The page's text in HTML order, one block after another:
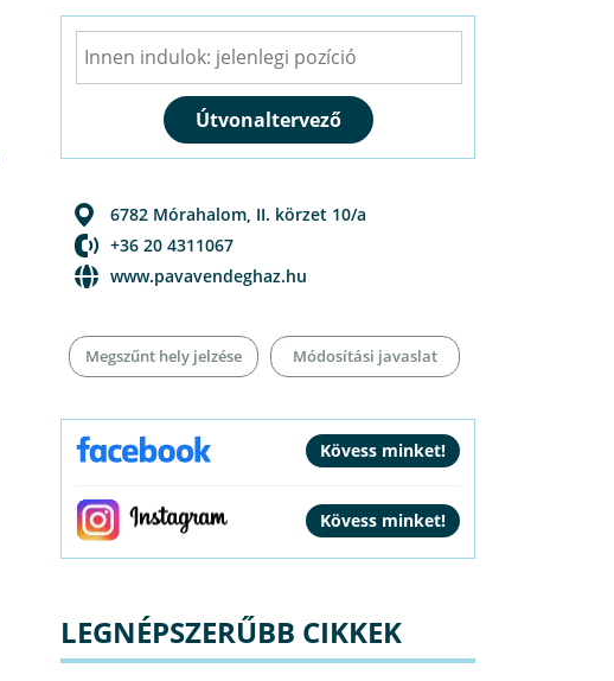
6782 Mórahalom, II. körzet 10/a
+36 20 4311067
www.pavavendeghaz.hu
Megszűnt hely jelzése Módosítási javaslat
LEGNÉPSZERŰBB CIKKEK